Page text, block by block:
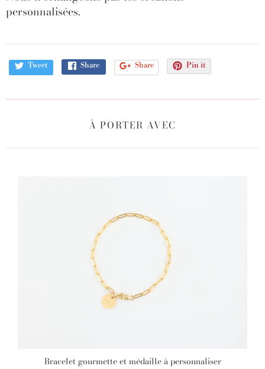
personnalisées.
Tweet Share Share Pin it
À PORTER AVEC
Bracelet gourmette et médaille à personnaliser